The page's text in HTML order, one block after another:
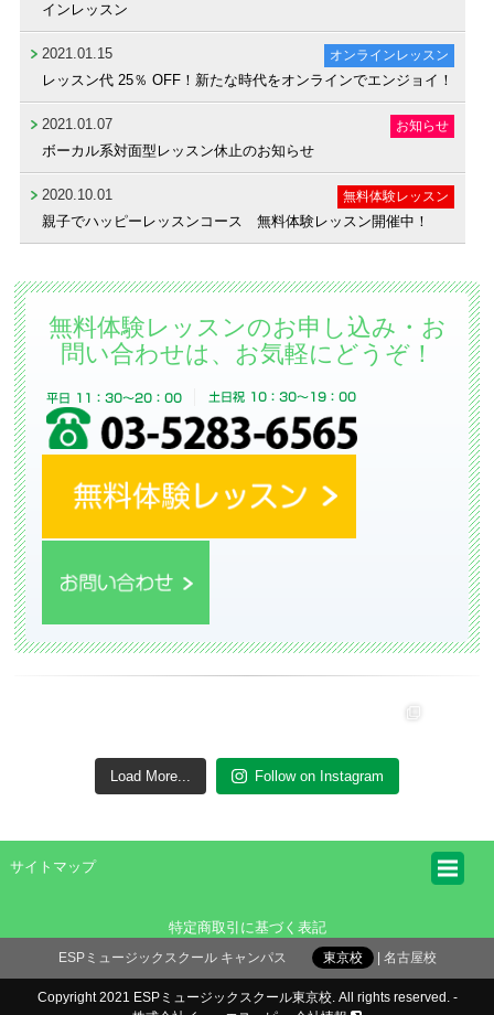
インレッスン
2021.01.15 オンラインレッスン
レッスン代 25％ OFF！新たな時代をオンラインでエンジョイ！
2021.01.07 お知らせ
ボーカル系対面型レッスン休止のお知らせ
2020.10.01 無料体験レッスン
親子でハッピーレッスンコース 無料体験レッスン開催中！
無料体験レッスンのお申し込み・お
問い合わせは、お気軽にどうぞ！
Load More... Follow on Instagram
サイトマップ
特定商取引に基づく表記
ESPミュージックスクール キャンパス 東京校 名古屋校
Copyright 2021 ESPミュージックスクール東京校. All rights reserved. -